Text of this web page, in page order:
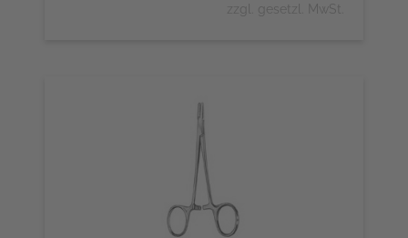
zzgl. gesetzl. MwSt.